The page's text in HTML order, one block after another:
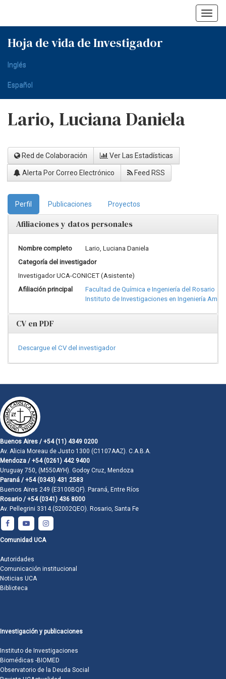
Hoja de vida de Investigador
Inglés
Español
Lario, Luciana Daniela
Red de Colaboración Ver Las Estadísticas
Alerta Por Correo Electrónico Feed RSS
Perfil Publicaciones Proyectos
Afiliaciones y datos personales
Nombre completo
Lario, Luciana Daniela
Categoría del investigador
Investigador UCA-CONICET (Asistente)
Afiliación principal
Facultad de Química e Ingeniería del Rosario
Instituto de Investigaciones en Ingeniería
CV en PDF
Descargue el CV del investigador
Buenos Aires / +54 (11) 4349 0200
Av. Alicia Moreau de Justo 1300 (C1107AAZ). C.A.B.A.
Mendoza / +54 (0261) 442 9400
Uruguay 750, (M550AYH). Godoy Cruz, Mendoza
Paraná / +54 (0343) 431 2583
Buenos Aires 249 (E3100BQF). Paraná, Entre Ríos
Rosario / +54 (0341) 436 8000
Av. Pellegrini 3314 (S2002QEO). Rosario, Santa Fe
Comunidad UCA
Autoridades
Comunicación institucional
Noticias UCA
Biblioteca
Investigación y publicaciones
Instituto de Investigaciones
Biomédicas -BIOMED
Observatorio de la Deuda Social